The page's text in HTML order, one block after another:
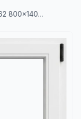
Вікно DECCO V62 800×1400 мм (1 стулка)